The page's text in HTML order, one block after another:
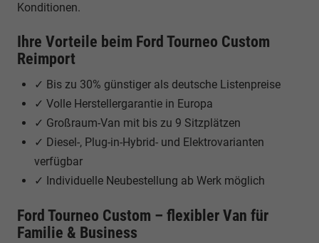
Konditionen.
Ihre Vorteile beim Ford Tourneo Custom
Reimport
✓ Bis zu 30% günstiger als deutsche Listenpreise
✓ Volle Herstellergarantie in Europa
✓ Großraum-Van mit bis zu 9 Sitzplätzen
✓ Diesel-, Plug-in-Hybrid- und Elektrovarianten
verfügbar
✓ Individuelle Neubestellung ab Werk möglich
Ford Tourneo Custom – flexibler Van für
Familie & Business